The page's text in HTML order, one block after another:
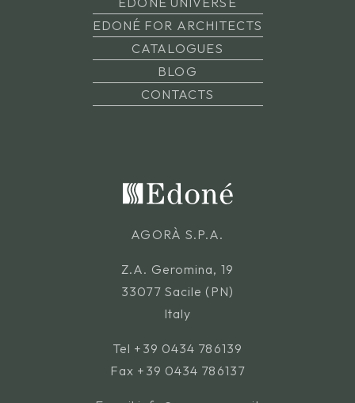
EDONÉ FOR ARCHITECTS
CATALOGUES
BLOG
CONTACTS
AGORÀ S.P.A.
Z.A. Geromina, 19
33077 Sacile (PN)
Italy
Tel +39 0434 786139
Fax +39 0434 786137